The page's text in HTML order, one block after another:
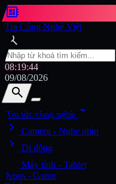
developer_board
Tin Công Nghệ Việt
search
08:19:46
09/08/2026
search
search
Tin tức công nghệarrow_drop_down
chevron_right
Camera - Nghe nhìn
chevron_right Di động
Máy tính - Tablet
Apps - Game